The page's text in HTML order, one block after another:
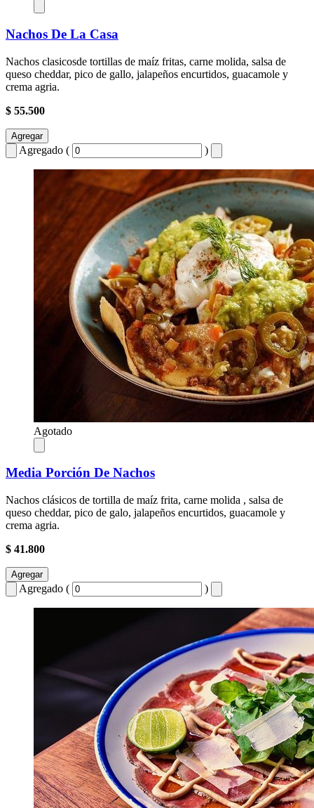
Nachos De La Casa
Nachos clasicosde tortillas de maíz fritas, carne molida, salsa de
queso cheddar, pico de gallo, jalapeños encurtidos, guacamole y
crema agria.
$ 55.500
Agregar
Agregado ( )
Agotado
Media Porción De Nachos
Nachos clásicos de tortilla de maíz frita, carne molida , salsa de
queso cheddar, pico de galo, jalapeños encurtidos, guacamole y
crema agria.
$ 41.800
Agregar
Agregado ( )